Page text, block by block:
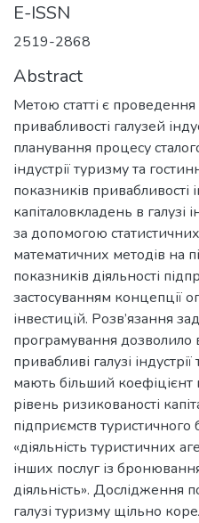
E-ISSN
2519-2868
Abstract
Метою статті є проведення
привабливості галузей
планування процесу
індустрії туризму та
показників привабливості
капіталовкладень в галузі
за допомогою
математичних методів на
показників діяльності
застосуванням концепції
інвестицій. Розв’язання
програмування дозволило
привабливі галузі
мають більший коефіцієнт
рівень ризикованості
підприємств
«діяльність туристичних
інших послуг із
діяльність». Дослідження
галузі туризму щільно